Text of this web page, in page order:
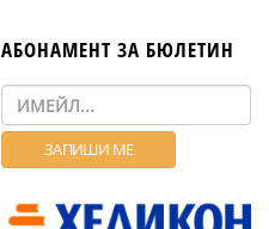
АБОНАМЕНТ ЗА БЮЛЕТИН